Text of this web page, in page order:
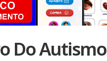
Do Autismo